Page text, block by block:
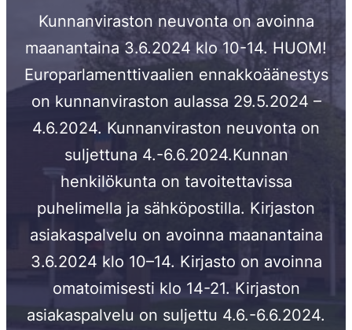
Kunnanviraston neuvonta on avoinna
maanantaina 3.6.2024 klo 10-14. HUOM!
Europarlamenttivaalien ennakkoäänestys
on kunnanviraston aulassa 29.5.2024 –
4.6.2024. Kunnanviraston neuvonta on
suljettuna 4.-6.6.2024.Kunnan
henkilökunta on tavoitettavissa
puhelimella ja sähköpostilla. Kirjaston
asiakaspalvelu on avoinna maanantaina
3.6.2024 klo 10–14. Kirjasto on avoinna
omatoimisesti klo 14-21. Kirjaston
asiakaspalvelu on suljettu 4.6.-6.6.2024.